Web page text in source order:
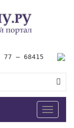
77 – 68415
Toggle